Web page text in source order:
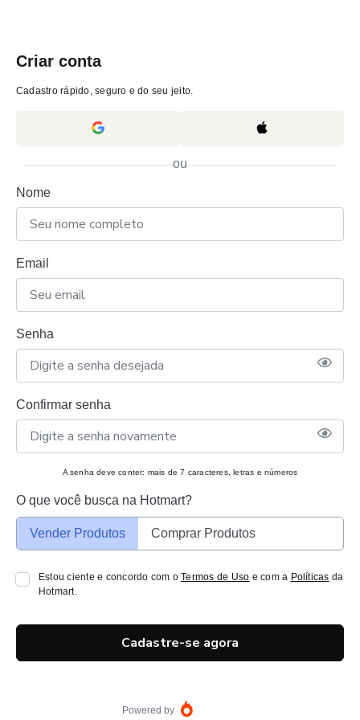
Criar conta
Cadastro rápido, seguro e do seu jeito.
ou
Nome
Email
Senha
Confirmar senha
A senha deve conter: mais de 7 caracteres, letras e números
O que você busca na Hotmart?
Vender Produtos Comprar Produtos
Estou ciente e concordo com oTermos de Uso e com a Políticas da
Hotmart.
Cadastre-se agora
Powered by